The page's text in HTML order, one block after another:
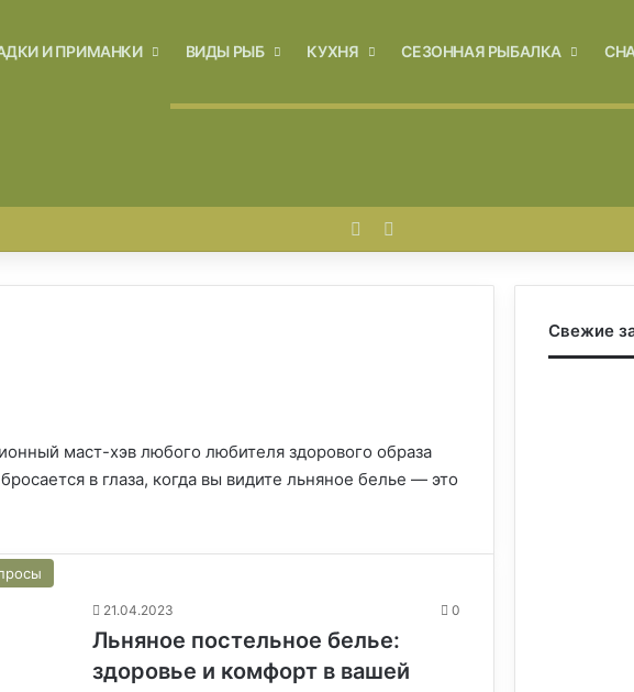
И ПРИМАНКИ ВИДЫ РЫБ КУХНЯ СЕЗОННАЯ РЫБАЛКА
Войти
маст-хэв любого любителя здорового образа
в глаза, когда вы видите льняное белье — это
21.04.2023 0
Льняное постельное белье:
здоровье и комфорт в вашей
Свежие